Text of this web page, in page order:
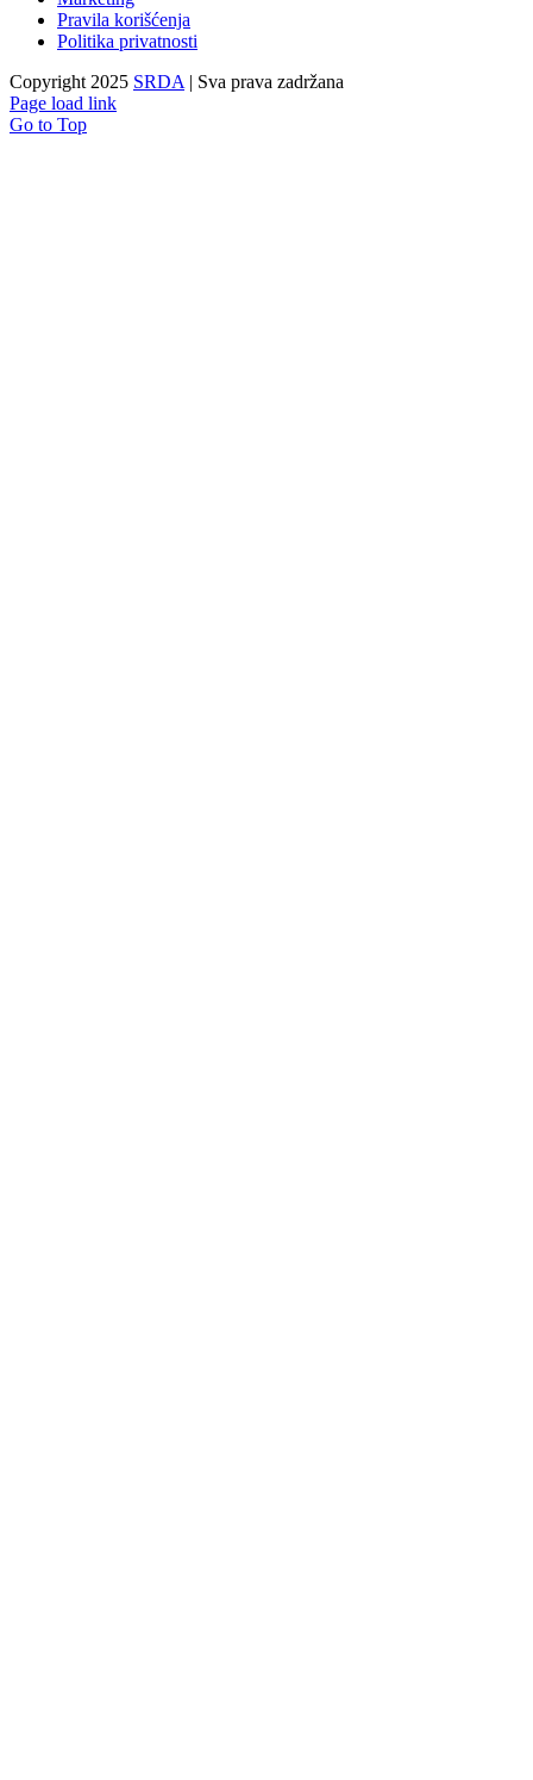
Pravila korišćenja
Politika privatnosti
Copyright 2025 SRDA | Sva prava zadržana
Page load link
Go to Top